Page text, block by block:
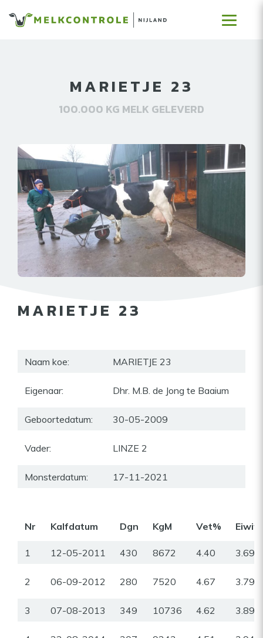
MARIETJE 23
100.000 KG MELK GELEVERD
MARIETJE 23
Naam koe: MARIETJE 23
Eigenaar: Dhr. M.B. de Jong te Baaium
Geboortedatum: 30-05-2009
Vader: LINZE 2
Monsterdatum: 17-11-2021
Nr Kalfdatum Dgn KgM Vet%
1 12-05-2011 430 8672 4.40 3.69
2 06-09-2012 280 7520 4.67 3.79
3 07-08-2013 349 10736 4.62 3.89